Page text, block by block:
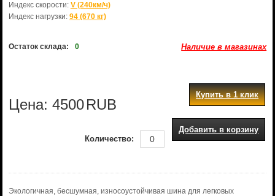
Индекс скорости: V (240км/ч)
Индекс нагрузки: 94 (670 кг)
Остаток склада: 0 Наличие в магазинах
Цена: 4500RUB
Купить в 1 клик
Добавить в корзину
Количество:
Экологичная, бесшумная, износоустойчивая шина для легковых